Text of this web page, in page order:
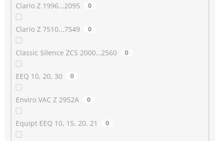
Clario Z 1996...2095 0
Clario Z 7510...7549 0
Classic Silence ZCS 2000…2560 0
EEQ 10, 20, 30 0
Enviro VAC Z 2952A 0
Equipt EEQ 10, 15, 20, 21 0